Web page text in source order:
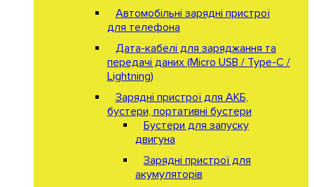
Автомобільні зарядні пристрої
для телефона
Дата-кабелі для заряджання та
передачі даних (Micro USB / Type-C /
Lightning)
Зарядні пристрої для АКБ,
бустери, портативні бустери
Бустери для запуску
двигуна
Зарядні пристрої для
акумуляторів